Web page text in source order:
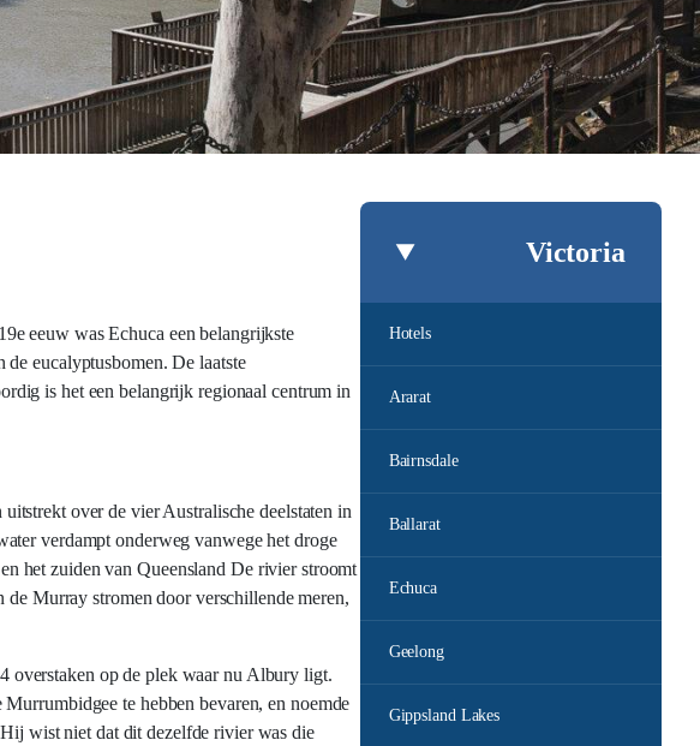
Victoria
Hotels
Ararat
Bairnsdale
Ballarat
Echuca
Geelong
Gippsland Lakes
eeuw was Echuca een belangrijkste
eucalyptusbomen. De laatste
is het een belangrijk regionaal centrum in
over de vier Australische deelstaten in
verdampt onderweg vanwege het droge
het zuiden van Queensland De rivier stroomt
de Murray stromen door verschillende meren,
overstaken op de plek waar nu Albury ligt.
te hebben bevaren, en noemde
wist niet dat dit dezelfde rivier was die